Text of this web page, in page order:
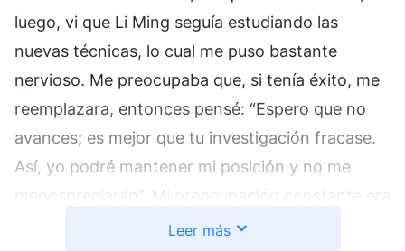
luego, vi que Li Ming seguía estudiando las
nuevas técnicas, lo cual me puso bastante
nervioso. Me preocupaba que, si tenía éxito, me
reemplazara, entonces pensé: “Espero que no
avances; es mejor que tu investigación fracase.
Así, yo podré mantener mi posición y no me
menospreciarán”. Mi preocupación constante era
que Li Ming me reemplazara, por eso en mi
Leer más